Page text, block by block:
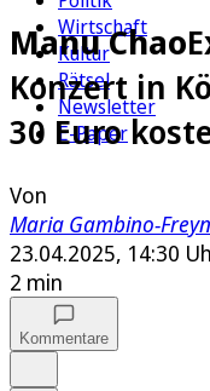
Wirtschaft
Kultur
Rätsel
Newsletter
E-Paper
Manu Chao
Konzert in
30 Euro
Von
Maria Gambino-Freyn
23.04.2025, 14:30
2 min
Kommentare